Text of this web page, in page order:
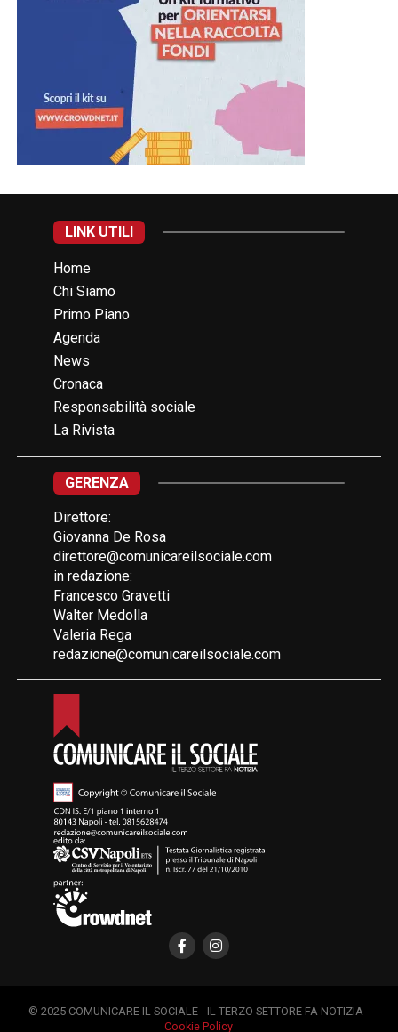
LINK UTILI
Home
Chi Siamo
Primo Piano
Agenda
News
Cronaca
Responsabilità sociale
La Rivista
GERENZA
Direttore:
Giovanna De Rosa
direttore@comunicareilsociale.com
in redazione:
Francesco Gravetti
Walter Medolla
Valeria Rega
redazione@comunicareilsociale.com
© 2025 COMUNICARE IL SOCIALE - IL TERZO SETTORE FA NOTIZIA -
Cookie Policy